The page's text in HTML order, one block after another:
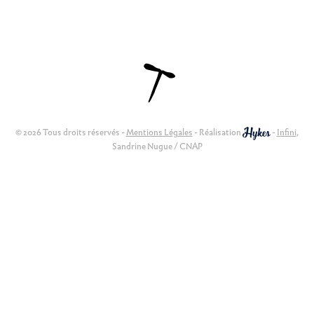
© 2026 Tous droits réservés -Mentions Légales - Réalisation - Infini,
Sandrine Nugue / CNAP